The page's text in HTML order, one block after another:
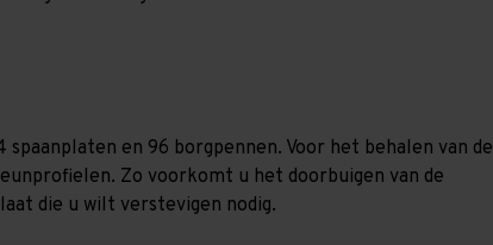
en 96 borgpennen. Voor het behalen van de
Zo voorkomt u het doorbuigen van de
die u wilt verstevigen nodig.